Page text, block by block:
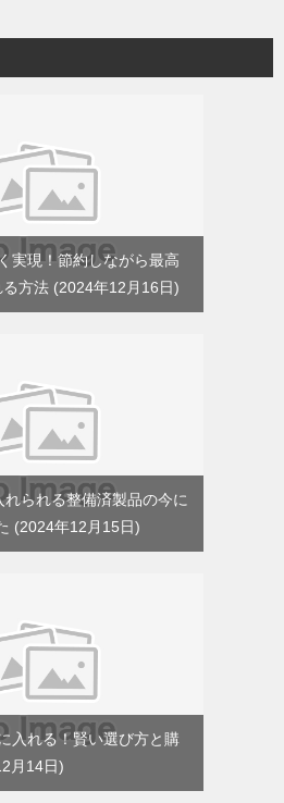
実現！節約しながら最高
方法
2024年12月16日
られる整備済製品の今に
2024年12月15日
入れる！賢い選び方と購
月14日